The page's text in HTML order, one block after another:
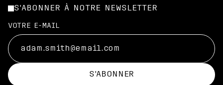
S'ABONNER À NOTRE NEWSLETTER
VOTRE E-MAIL
S'ABONNER